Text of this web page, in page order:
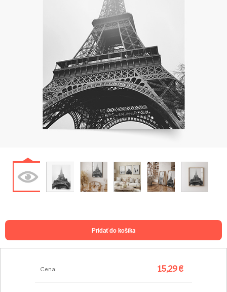
Cena: 15,29 €
pridať do košíka